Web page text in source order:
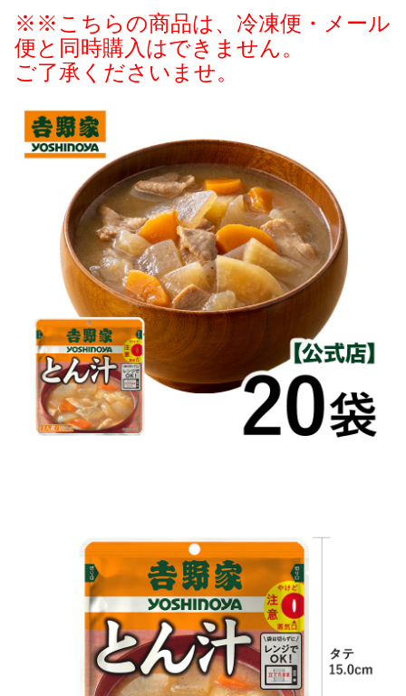
※※こちらの商品は、冷凍便・メール
便と同時購入はできません。
ご了承くださいませ。